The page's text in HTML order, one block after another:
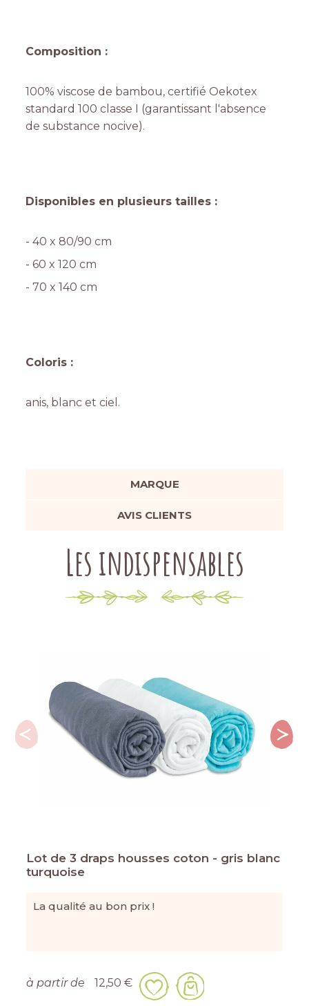
Composition :
100% viscose de bambou, certifié Oekotex
standard 100 classe I (garantissant l'absence
de substance nocive).
Disponibles en plusieurs tailles :
- 40 x 80/90 cm
- 60 x 120 cm
- 70 x 140 cm
Coloris :
anis, blanc et ciel.
MARQUE
AVIS CLIENTS
Les indispensables
Lot de 3 draps housses coton - gris blanc
turquoise
La qualité au bon prix !
à partir de 12,50 €